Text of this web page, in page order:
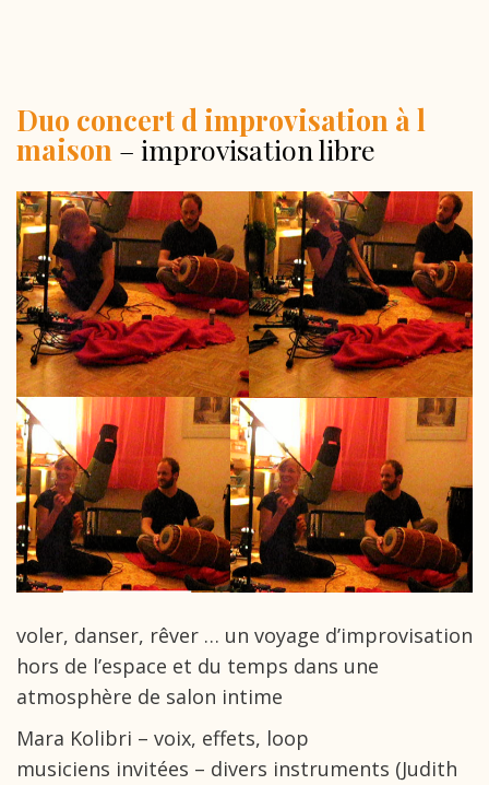
Duo concert d improvisation à l
maison – improvisation libre
voler, danser, rêver … un voyage d’improvisation
hors de l’espace et du temps dans une
atmosphère de salon intime
Mara Kolibri – voix, effets, loop
musiciens invitées – divers instruments (Judith